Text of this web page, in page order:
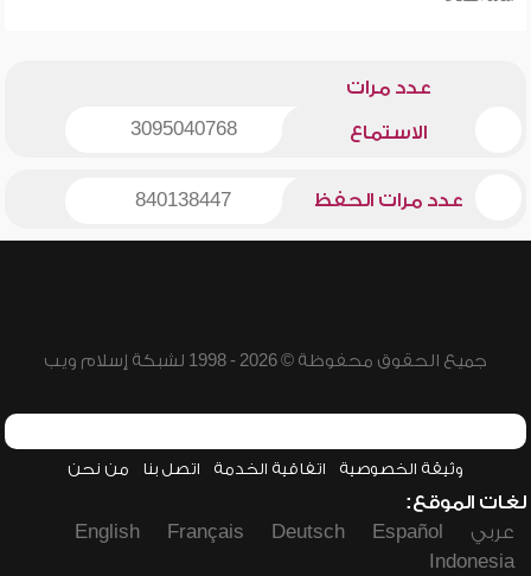
عدد مرات
الاستماع 3095040768
عدد مرات الحفظ 840138447
جميع الحقوق محفوظة © 2026 - 1998 لشبكة إسلام ويب
وثيقة الخصوصية اتفاقية الخدمة اتصل بنا من نحن
لغات الموقع:
عربي
Español
Deutsch
Français
English
Indonesia